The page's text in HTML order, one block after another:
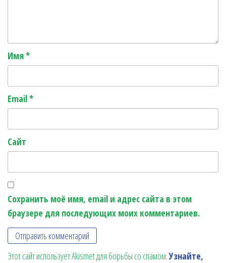
Имя*
Email*
Сайт
Сохранить моё имя, email и адрес сайта в этом
браузере для последующих моих комментариев.
Этот сайт использует Akismet для борьбы со спамом.Узнайте,